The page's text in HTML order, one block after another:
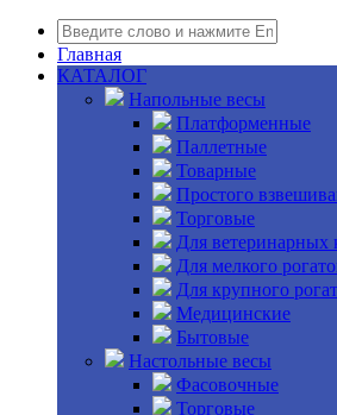
Главная
КАТАЛОГ
Напольные весы
Платформенные
Паллетные
Товарные
Простого
Торговые
Для ветеринарных
Для мелкого
Для крупного
Медицинские
Бытовые
Настольные весы
Фасовочные
Торговые